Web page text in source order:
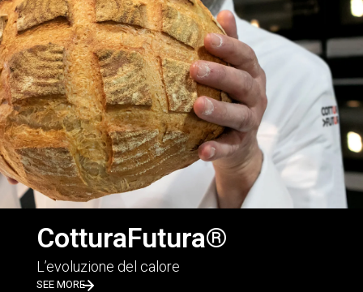
CotturaFutura®
L’evoluzione del calore
SEE MORE